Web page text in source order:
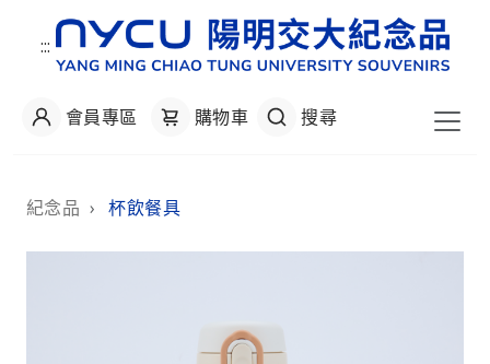
:::
會員專區 購物車 搜尋
紀念品 › 杯飲餐具